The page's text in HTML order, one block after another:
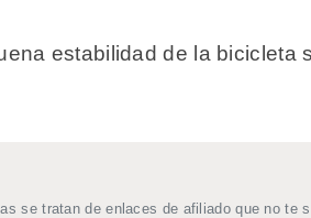
estabilidad de la bicicleta
se tratan de enlaces de afiliado que no te